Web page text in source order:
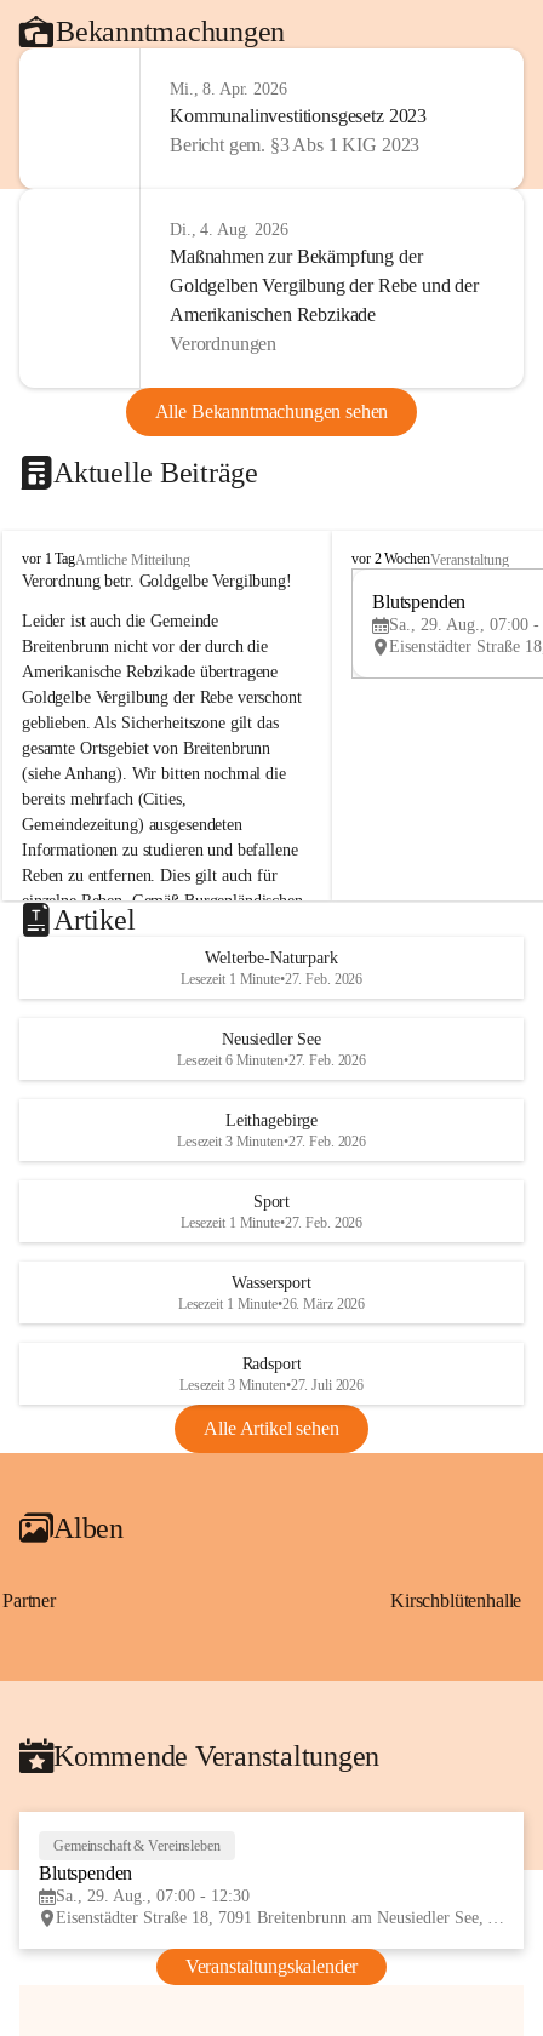
Bekanntmachungen
Mi., 8. Apr. 2026
Kommunalinvestitionsgesetz 2023
Bericht gem. §3 Abs 1 KIG 2023
Di., 4. Aug. 2026
Maßnahmen zur Bekämpfung der
Goldgelben Vergilbung der Rebe und der
Amerikanischen Rebzikade
Verordnungen
Alle Bekanntmachungen sehen
Aktuelle Beiträge
B
r
i
t
e
n
b
r
u
n
n
a
m
N
e
u
s
d
S
vor 1 TagAmtliche Mitteilung
Verordnung betr. Goldgelbe Vergilbung!
Leider ist auch die Gemeinde
Breitenbrunn nicht vor der durch die
Amerikanische Rebzikade übertragene
Goldgelbe Vergilbung der Rebe verschont
geblieben. Als Sicherheitszone gilt das
gesamte Ortsgebiet von Breitenbrunn
(siehe Anhang). Wir bitten nochmal die
bereits mehrfach (Cities,
Gemeindezeitung) ausgesendeten
Informationen zu studieren und befallene
Reben zu entfernen. Dies gilt auch für
einzelne Reben. Gemäß Burgenländischen
Weinbaugesetz sind nicht gepflegte oder
unzulässige Weingärten zu roden! Bitte
helfen wir zusammen um unsere Winzer
vor den prognostizierten Ernteausfällen
und den daraus folgenden wirtschaftlichen
Maßnahmen zur Bekämpfung
Rebe und der Amerikanischen
Anhang VBl. EU Nr. 18
1 Seite•1,4 MB
VBl. EU Nr. 18_2026
B
e
u
e
d
r
S
vor 2 WochenVeranstaltung
Blutspenden
Sa., 29. Aug., 07:00 -
Artikel
Welterbe-Naturpark
Lesezeit 1 Minute•27. Feb. 2026
Neusiedler See
Lesezeit 6 Minuten•27. Feb. 2026
Leithagebirge
Lesezeit 3 Minuten•27. Feb. 2026
Sport
Lesezeit 1 Minute•27. Feb. 2026
Wassersport
Lesezeit 1 Minute•26. März 2026
Radsport
Lesezeit 3 Minuten•27. Juli 2026
Alle Artikel sehen
Alben
Partner Kirschblütenhalle
Kommende Veranstaltungen
Gemeinschaft & Vereinsleben
Blutspenden
Sa., 29. Aug., 07:00 - 12:30
Eisenstädter Straße 18, 7091 Breitenbrunn am Neusiedler See, AUT
Veranstaltungskalender